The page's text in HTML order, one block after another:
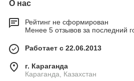
О нас
Рейтинг не сформирован
Менее 5 отзывов за последний
Работает с 22.06.2013
г. Караганда
Караганда, Казахстан